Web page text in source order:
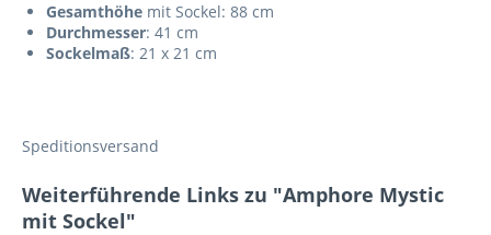
Gesamthöhe mit Sockel: 88 cm
Durchmesser: 41 cm
Sockelmaß: 21 x 21 cm
Speditionsversand
Weiterführende Links zu "Amphore Mystic
mit Sockel"